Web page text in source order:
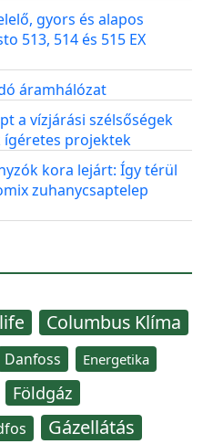
gyors és alapos
513, 514 és 515 EX
áramhálózat
a vízjárási szélsőségek
ígéretes projektek
kora lejárt: Így térül
zuhanycsaptelep
Columbus Klíma
Danfoss Energetika
Földgáz
Gázellátás